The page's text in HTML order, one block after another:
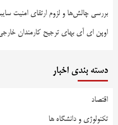
بررسی چالش‌ها و لزوم ارتقای امنیت
اوپن ای آی بهای ترجیح کارمندان
دسته بندی اخبار
اقتصاد
تکنولوژی و دانشگاه ها